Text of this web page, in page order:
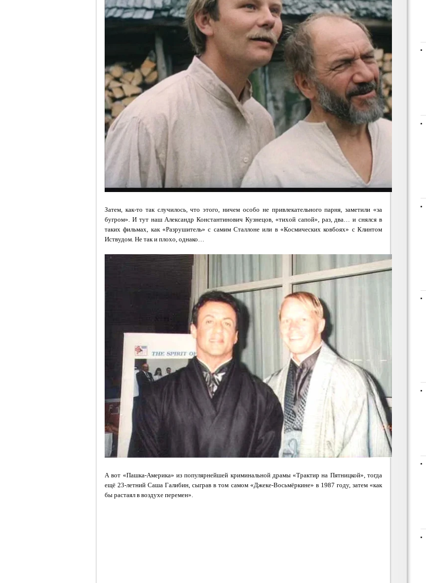
Затем, как-то так случилось, что этого, ничем особо не привлекательного парня, заметили «за
бугром». И тут наш Александр Константинович Кузнецов, «тихой сапой», раз, два… и снялся в
таких фильмах, как «Разрушитель» с самим Сталлоне или в «Космических ковбоях» с Клинтом
Иствудом. Не так и плохо, однако…
А вот «Пашка-Америка» из популярнейшей криминальной драмы «Трактир на Пятницкой», тогда
ещё 23-летний Саша Галибин, сыграв в том самом «Джеке-Восьмёркине» в 1987 году, затем «как
бы растаял в воздухе перемен».